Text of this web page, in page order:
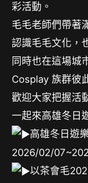
彩活動。
毛毛老師們帶著
認識毛毛文化，
同時也在這場城
Cosplay 族群彼
歡迎大家把握活
一起來高雄冬日
高雄冬日遊
2026/02/
以茶會毛